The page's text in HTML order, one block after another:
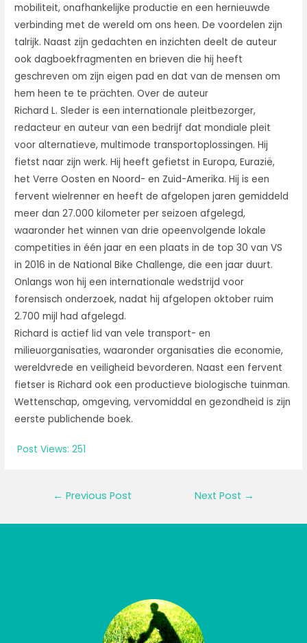
mobiliteit, onafhankelijke productie en een hernieuwde
verbinding met de wereld om ons heen. De voordelen zijn
talrijk. Naast zijn gedachten en inzichten deelt de auteur
ook dagboekfragmenten en brieven die hij heeft
geschreven om zijn eigen pad en dat van de mensen om
hem heen te te prächten. Over de auteur
Richard L. Sleder is een internationale pleitbezorger,
redacteur en auteur van een bedrijf dat mondiale pleit
voor alternatieve, multimode transportoplossingen. Hij
fietst naar zijn werk. Hij heeft gefietst in Europa, Eurazië,
het Verre Oosten en Noord- en Zuid-Amerika. Hij is een
fervent wielrenner en heeft de afgelopen jaren gemiddeld
meer dan 27.000 kilometer per seizoen afgelegd,
waaronder het winnen van drie opeenvolgende lokale
competities in één jaar en een plaats in de top 30 van VS
in 2016 in de National Bike Challenge, die een jaar duurt.
Onlangs won hij een internationale wedstrijd voor
forensisch onderzoek, nadat hij afgelopen oktober ruim
2.700 mijl had afgelegd.
Richard is actief lid van vele transport- en
milieuorganisaties, waaronder organisaties die economie,
wereldvrede en veiligheid bevorderen. Naast een fervent
fietser is Richard ook een productieve biologische tuinman.
Wettenschap, omgeving, vervomiddal en gezondheid is zijn
eerste publichende boek.
Post Views: 251
← Previous Post Next Post →